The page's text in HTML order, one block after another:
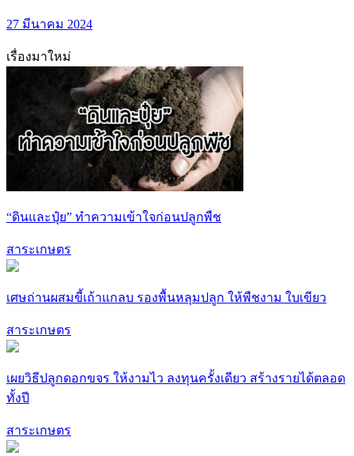
27 มีนาคม 2024
เรื่องมาใหม่
“ดินและปุ๋ย” ทำความเข้าใจก่อนปลูกพืช
สาระเกษตร
เศษถ่านผสมขี้เถ้าแกลบ รองพื้นหลุมปลูก ให้พืชงาม ใบเขียว
สาระเกษตร
เผยวิธีปลูกดอกขจร ให้งามไว ลงทุนครั้งเดียว สร้างรายได้ตลอด
ทั้งปี
สาระเกษตร